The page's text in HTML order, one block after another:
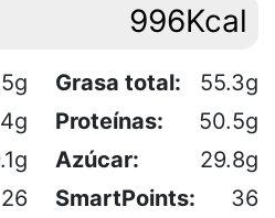
996Kcal
Grasa total:
55.3g
Proteínas:
50.5g
Azúcar:
29.8g
26 SmartPoints: 36